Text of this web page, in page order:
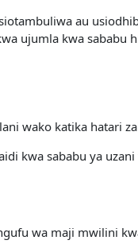
au
ujumla kwa sababu
wako katika hatari
kwa sababu ya
wa maji mwilini